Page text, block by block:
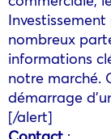
nombreux
informations
notre marché.
démarrage
[/alert]